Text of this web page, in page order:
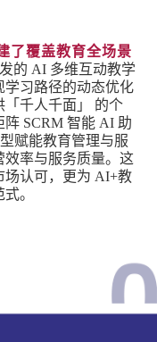
了覆盖教育全场景
的 AI 多维互动教学
学习路径的动态优化
「千人千面」 的个
SCRM 智能 AI 助
赋能教育管理与服
效率与服务质量。这
场认可，更为 AI+教
。